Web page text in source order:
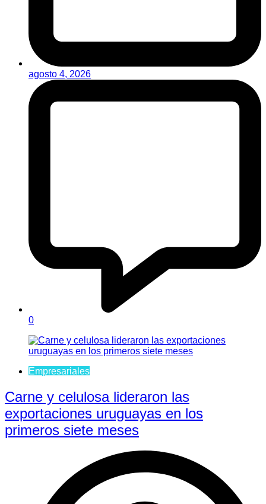
agosto 4, 2026
0
Empresariales
Carne y celulosa lideraron las
exportaciones uruguayas en los
primeros siete meses